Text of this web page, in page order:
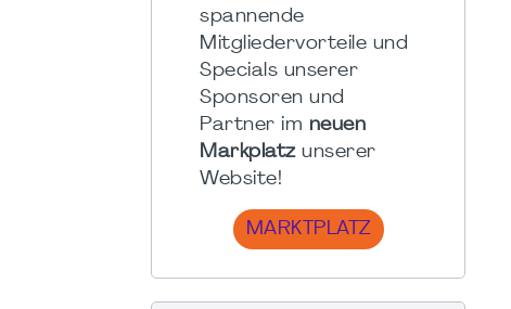
spannende
Mitgliedervorteile und
Specials unserer
Sponsoren und
Partner im neuen
Markplatzunserer
Website!
MARKTPLATZ